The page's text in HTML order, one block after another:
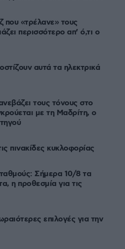
«τρέλανε» τους
περισσότερο απ’ ό,τι ο
αυτά τα ηλεκτρικά
τους τόνους στο
με τη Μαδρίτη, ο
πινακίδες κυκλοφορίας
Σήμερα 10/8 τα
η προθεσμία για τις
επιλογές για την